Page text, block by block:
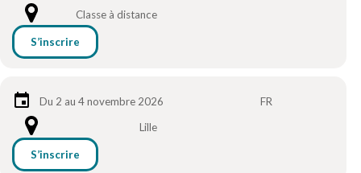
Classe à distance
S’inscrire
Du 2 au 4 novembre 2026
FR
Lille
S’inscrire